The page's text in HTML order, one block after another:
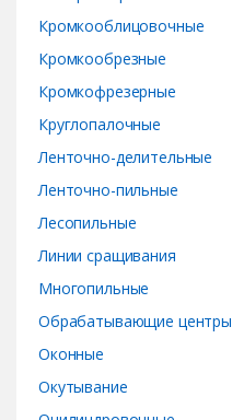
Кромкооблицовочные
Кромкообрезные
Кромкофрезерные
Круглопалочные
Ленточно-делительные
Ленточно-пильные
Лесопильные
Линии сращивания
Многопильные
Обрабатывающие центры
Оконные
Окутывание